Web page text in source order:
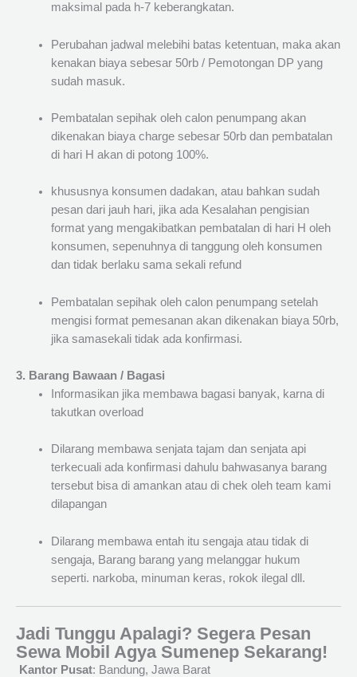
maksimal pada h-7 keberangkatan.
Perubahan jadwal melebihi batas ketentuan, maka akan
kenakan biaya sebesar 50rb / Pemotongan DP yang
sudah masuk.
Pembatalan sepihak oleh calon penumpang akan
dikenakan biaya charge sebesar 50rb dan pembatalan
di hari H akan di potong 100%.
khususnya konsumen dadakan, atau bahkan sudah
pesan dari jauh hari, jika ada Kesalahan pengisian
format yang mengakibatkan pembatalan di hari H oleh
konsumen, sepenuhnya di tanggung oleh konsumen
dan tidak berlaku sama sekali refund
Pembatalan sepihak oleh calon penumpang setelah
mengisi format pemesanan akan dikenakan biaya 50rb,
jika samasekali tidak ada konfirmasi.
3. Barang Bawaan / Bagasi
Informasikan jika membawa bagasi banyak, karna di
takutkan overload
Dilarang membawa senjata tajam dan senjata api
terkecuali ada konfirmasi dahulu bahwasanya barang
tersebut bisa di amankan atau di chek oleh team kami
dilapangan
Dilarang membawa entah itu sengaja atau tidak di
sengaja, Barang barang yang melanggar hukum
seperti. narkoba, minuman keras, rokok ilegal dll.
Jadi Tunggu Apalagi? Segera Pesan
Sewa Mobil Agya Sumenep Sekarang!
Kantor Pusat: Bandung, Jawa Barat